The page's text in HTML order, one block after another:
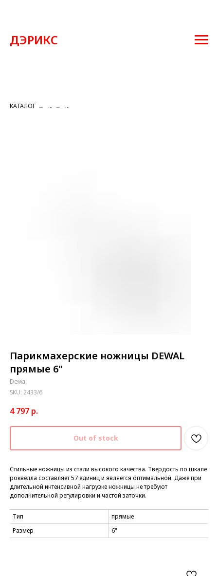
ДЭРИКС
КАТАЛОГ → ... → ...
Парикмахерские ножницы DEWAL
прямые 6"
Dewal
SKU: 2433/6
4 797 р.
Out of stock
Стильные ножницы из стали высокого качества. Твердость по шкале
роквелла составляет 57 единиц и является оптимальной. Даже при
длительной интенсивной нагрузке ножницы не требуют
дополнительной регулировки и частой заточки.
Тип
прямые
Размер
6"